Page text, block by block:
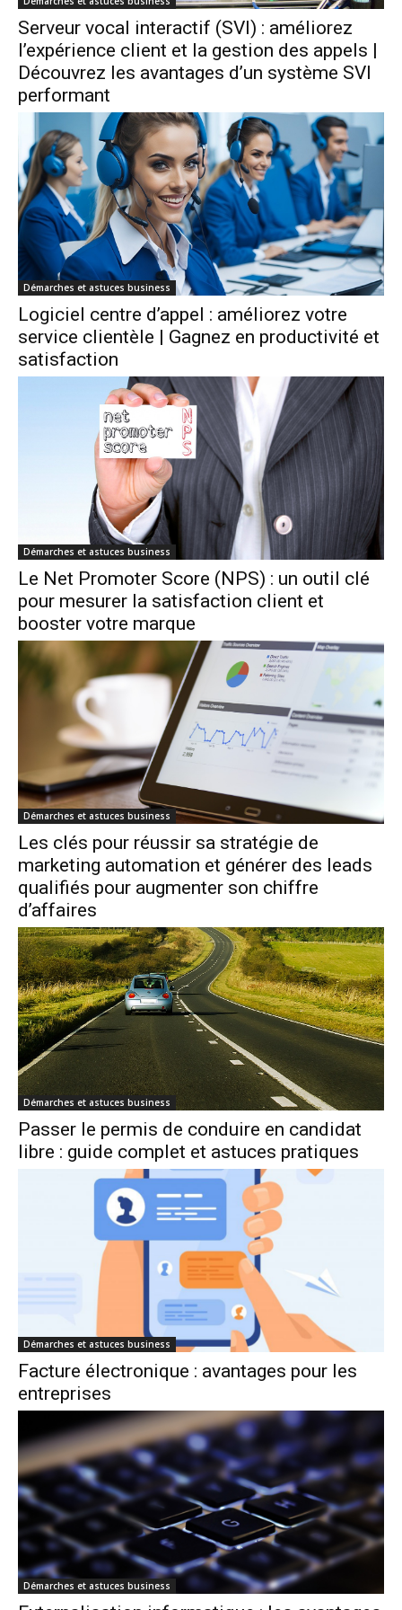
Serveur vocal interactif (SVI) : améliorez
l’expérience client et la gestion des appels |
Découvrez les avantages d’un système SVI
performant
Démarches et astuces business
Logiciel centre d’appel : améliorez votre
service clientèle | Gagnez en productivité et
satisfaction
Démarches et astuces business
Le Net Promoter Score (NPS) : un outil clé
pour mesurer la satisfaction client et
booster votre marque
Démarches et astuces business
Les clés pour réussir sa stratégie de
marketing automation et générer des leads
qualifiés pour augmenter son chiffre
d’affaires
Démarches et astuces business
Passer le permis de conduire en candidat
libre : guide complet et astuces pratiques
Démarches et astuces business
Facture électronique : avantages pour les
entreprises
Démarches et astuces business